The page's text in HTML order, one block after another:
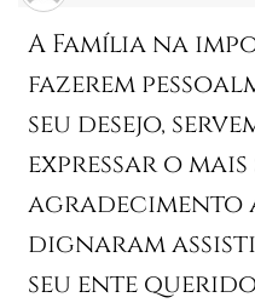
A Família na
fazerem
seu desejo,
expressar o
agradecimento
dignaram
seu ente